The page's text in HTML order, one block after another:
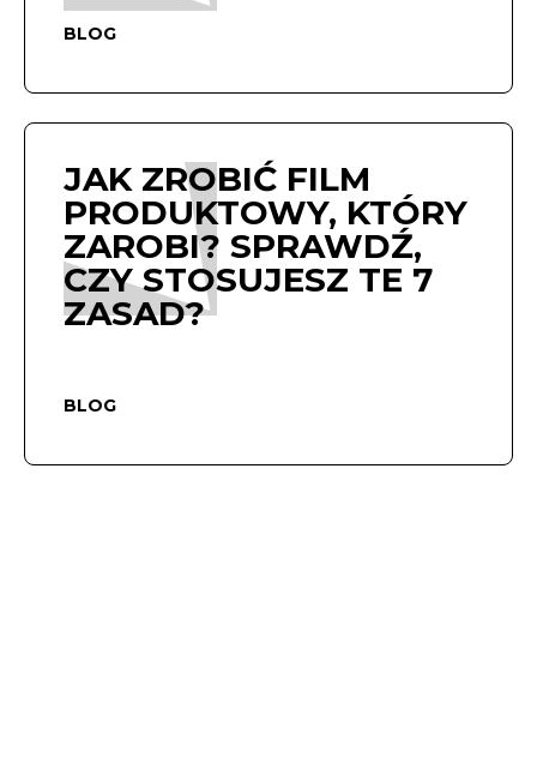
BLOG
JAK ZROBIĆ FILM
PRODUKTOWY, KTÓRY
ZAROBI? SPRAWDŹ,
CZY STOSUJESZ TE 7
ZASAD?
BLOG